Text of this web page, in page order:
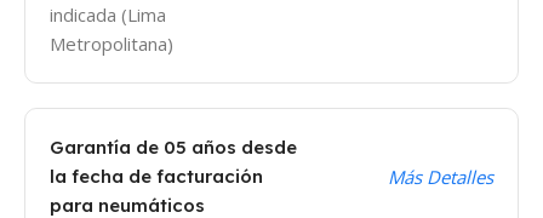
indicada (Lima
Metropolitana)
Garantía de 05 años desde
la fecha de facturación
para neumáticos
Más Detalles